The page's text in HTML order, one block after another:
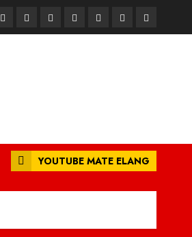
BerandaNasionalDaerahHukum
dan
Pendidikan
Box
Redaksi
Iklan
YOUTUBE MATE ELANG